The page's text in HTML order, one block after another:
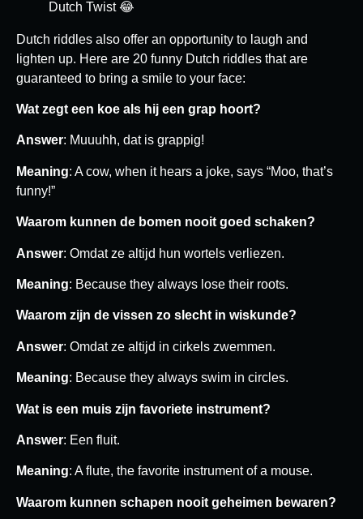
Dutch riddles also offer an opportunity to laugh and
lighten up. Here are 20 funny Dutch riddles that are
guaranteed to bring a smile to your face:
Wat zegt een koe als hij een grap hoort?
Answer: Muuuhh, dat is grappig!
Meaning: A cow, when it hears a joke, says “Moo, that’s
funny!”
Waarom kunnen de bomen nooit goed schaken?
Answer: Omdat ze altijd hun wortels verliezen.
Meaning: Because they always lose their roots.
Waarom zijn de vissen zo slecht in wiskunde?
Answer: Omdat ze altijd in cirkels zwemmen.
Meaning: Because they always swim in circles.
Wat is een muis zijn favoriete instrument?
Answer: Een fluit.
Meaning: A flute, the favorite instrument of a mouse.
Waarom kunnen schapen nooit geheimen bewaren?